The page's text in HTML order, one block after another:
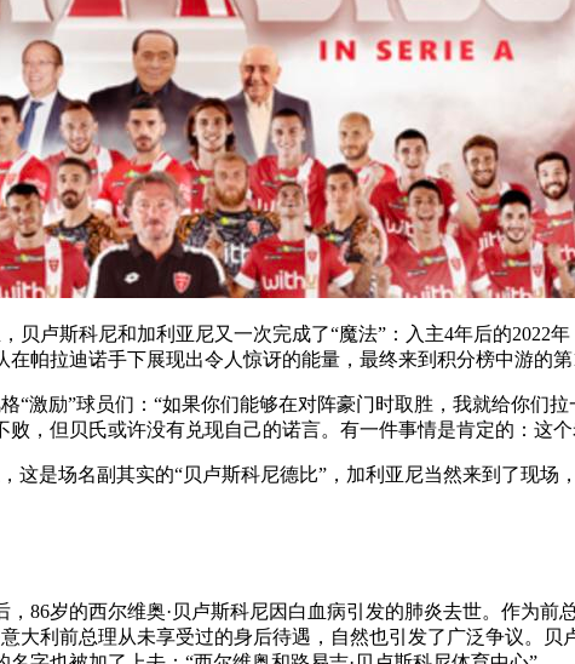
贝卢斯科尼和加利亚尼又一次完成了“魔法”：入主4年后的2022
帕拉迪诺手下展现出令人惊讶的能量，最终来到积分榜中游的第
“激励”球员们：“如果你们能够在对阵豪门时取胜，我就给你
，但贝氏或许没有兑现自己的诺言。有一件事情是肯定的：这个
这是场名副其实的“贝卢斯科尼德比”，加利亚尼当然来到了现
86岁的西尔维奥·贝卢斯科尼因白血病引发的肺炎去世。作为
利前总理从未享受过的身后待遇，自然也引发了广泛争议。贝